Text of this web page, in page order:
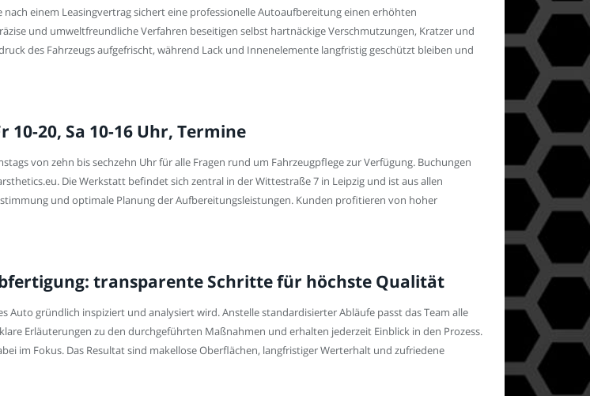
einem Leasingvertrag sichert eine professionelle Autoaufbereitung einen erhöhten
und umweltfreundliche Verfahren beseitigen selbst hartnäckige Verschmutzungen, Kratzer und
des Fahrzeugs aufgefrischt, während Lack und Innenelemente langfristig geschützt bleiben und
20, Sa 10-16 Uhr, Termine
von zehn bis sechzehn Uhr für alle Fragen rund um Fahrzeugpflege zur Verfügung. Buchungen
Die Werkstatt befindet sich zentral in der Wittestraße 7 in Leipzig und ist aus allen
und optimale Planung der Aufbereitungsleistungen. Kunden profitieren von hoher
transparente Schritte für höchste Qualität
Auto gründlich inspiziert und analysiert wird. Anstelle standardisierter Abläufe passt das Team alle
Erläuterungen zu den durchgeführten Maßnahmen und erhalten jederzeit Einblick in den Prozess.
im Fokus. Das Resultat sind makellose Oberflächen, langfristiger Werterhalt und zufriedene